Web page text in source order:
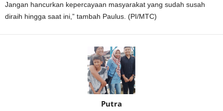
Jangan hancurkan kepercayaan masyarakat yang sudah susah
diraih hingga saat ini,” tambah Paulus. (PI/MTC)
Putra